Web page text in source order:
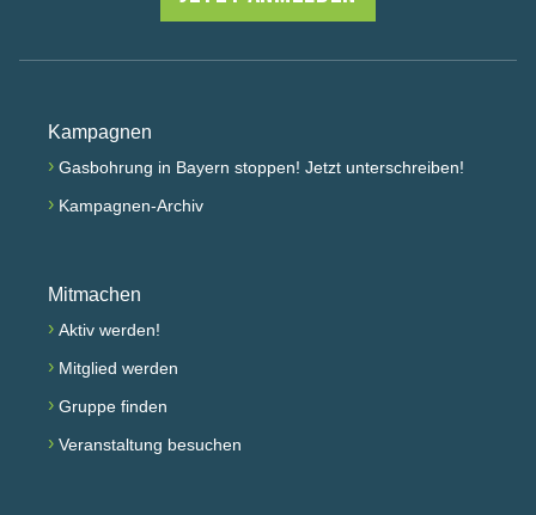
Kampagnen
› Gasbohrung in Bayern stoppen! Jetzt unterschreiben!
› Kampagnen-Archiv
Mitmachen
› Aktiv werden!
› Mitglied werden
› Gruppe finden
› Veranstaltung besuchen